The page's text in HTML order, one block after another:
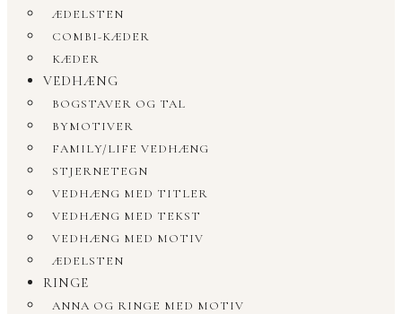
ÆDELSTEN
COMBI-KÆDER
KÆDER
VEDHÆNG
BOGSTAVER OG TAL
BYMOTIVER
FAMILY/LIFE VEDHÆNG
STJERNETEGN
VEDHÆNG MED TITLER
VEDHÆNG MED TEKST
VEDHÆNG MED MOTIV
ÆDELSTEN
RINGE
ANNA OG RINGE MED MOTIV